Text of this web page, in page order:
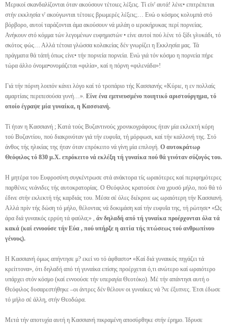
Μερικοί σκανδαλίζονται όταν ακούσουν τέτοιες λέξεις. Τί είν' αυτά! λένε• επιτρέπεται
στήν εκκλησία ν' ακούγωνται τέτοιες βρωμερές λέξεις;… Ενώ ο κόσμος κολυμπά στό
βόρβορο, αυτοί ταράζονται άμα ακούσουν νά μιλάη ο ιεροκήρυκας περί πορνείας.
Ανήκουν στό κόμμα τών λεγομένων ευφημιστών • είνε αυτοί πού λένε τό ξίδι γλυκάδι, τό
σκότος φώς… Αλλά τέτοια γλώσσα κολακείας δέν γνωρίζει η Εκκλησία μας. Τά
πράγματα θά τάπή όπως είνε• τήν πορνεία πορνεία. Ενώ γιά τόν κόσμο η πορνεία πήρε
τώρα άλλο όνομα•ονομάζεται «φιλία», καί η πόρνη «φιλενάδα»!
Γιά τήν πόρνη λοιπόν κάνει λόγο καί τό τροπάριο τής Κασσιανής «Κύριε, η εν πολλαίς
αμαρτίαις περιπεσούσα γυνή…». Είνε ένα εμπνευσμένο ποιητικό αριστούργημα, τό
οποίο έγραψε μία γυναίκα, η Κασσιανή.
Τί ήταν η Κασσιανή ; Κατά τούς Βυζαντινούς χρονικογράφους ήταν μία εκλεκτή κόρη
τού Βυζαντίου, πού διακρινόταν γιά τήν ευφυΐα, τή μόρφωσι, καί τήν καλλονή της. Στό
άνθος τής ηλικίας της ήταν όταν επρόκειτο νά γίνη μία επιλογή. Ο αυτοκράτωρ
Θεόφιλος τό 830 μ.Χ. επρόκειτο νά εκλέξη τή γυναίκα πού θά γινόταν σύζυγός του.
Η μητέρα του Ευφροσύνη συγκέντρωσε στά ανάκτορα τίς ωραιότερες καί περιφημότερες
παρθένες νεάνιδες τής αυτοκρατορίας. Ο Θεόφιλος κρατούσε ένα χρυσό μήλο, πού θά τό
έδινε στήν εκλεκτή τής καρδιάς του. Μέσα σέ όλες διέκρινε ως ωραιότερη τήν Κασσιανή.
Αλλά πρίν τής δώση τό μήλο, θέλοντας νά δοκιμάση καί τήν ευφυΐα της, τή ρώτησε• «Ως
άρα διά γυναικός ερρύη τά φαύλα;» , άν δηλαδή από τή γυναίκα προέρχονται όλα τά
κακά (καί εννοούσε τήν Εύα , πού υπήρξε η αιτία τής πτώσεως τού ανθρωπίνου
γένους).
Η Κασσιανή όμως απήντησε μ? εκεί νο τό άφθαστο• «Καί διά γυναικός πηγάζει τά
κρείττονα», ότι δηλαδή από τή γυναίκα επίσης προέρχεται ό,τι ανώτερο καί ωραιότερο
υπάρχει στόν κόσμο (καί εννοούσε τήν υπεραγία Θεοτόκο). Μέ τήν απάντησι αυτή ο
Θεόφιλος δυσαρεστήθηκε –οι άντρες δέν θέλουν οι γυναίκες νά ?νε έξυπνες. Έτσι έδωσε
τό μήλο σέ άλλη, στήν Θεοδώρα.
Μετά τήν αποτυχία αυτή η Κασσιανή πικραμένη αποσύρθηκε στήν έρημο. Ίδρυσε